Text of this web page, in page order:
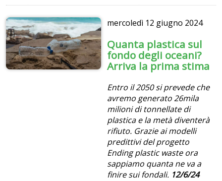
mercoledì 12 giugno 2024
Quanta plastica sul
fondo degli oceani?
Arriva la prima stima
Entro il 2050 si prevede che
avremo generato 26mila
milioni di tonnellate di
plastica e la metà diventerà
rifiuto. Grazie ai modelli
predittivi del progetto
Ending plastic waste ora
sappiamo quanta ne va a
finire sui fondali. 12/6/24